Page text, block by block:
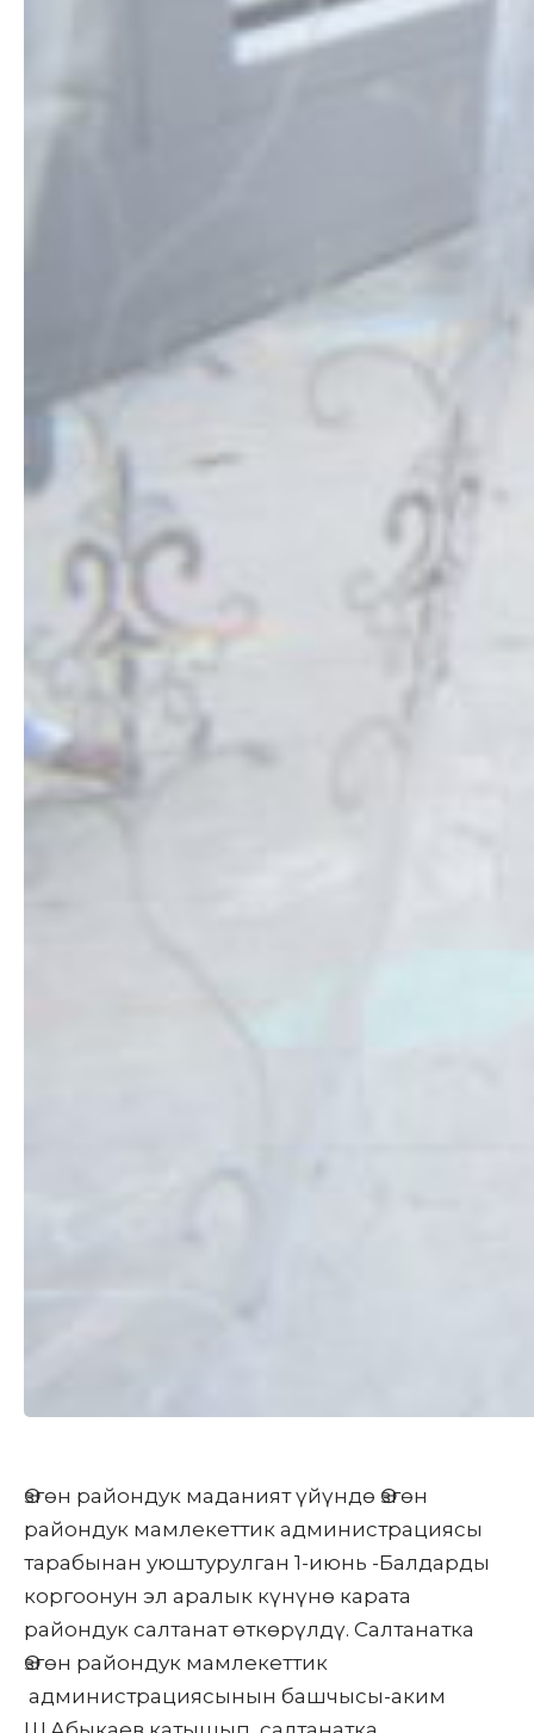
Өзгөн райондук маданият үйүндө Өзгөн
райондук мамлекеттик администрациясы
тарабынан уюштурулган 1-июнь -Балдарды
коргоонун эл аралык күнүнө карата
райондук салтанат өткөрүлдү. Салтанатка
Өзгөн райондук мамлекеттик
администрациясынын башчысы-аким